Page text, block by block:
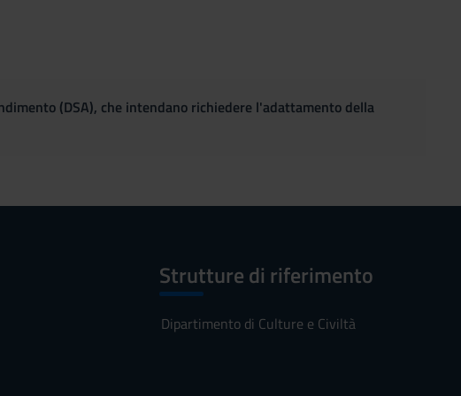
(DSA), che intendano richiedere l'adattamento della
Strutture di riferimento
Dipartimento di Culture e Civiltà